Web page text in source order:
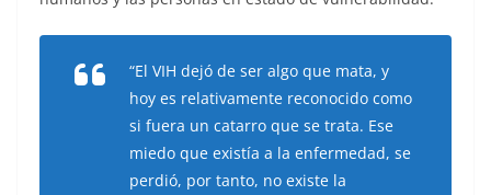
“El VIH dejó de ser algo que mata, y
hoy es relativamente reconocido como
si fuera un catarro que se trata. Ese
miedo que existía a la enfermedad, se
perdió, por tanto, no existe la